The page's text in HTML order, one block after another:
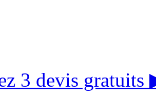
3 devis gratuits